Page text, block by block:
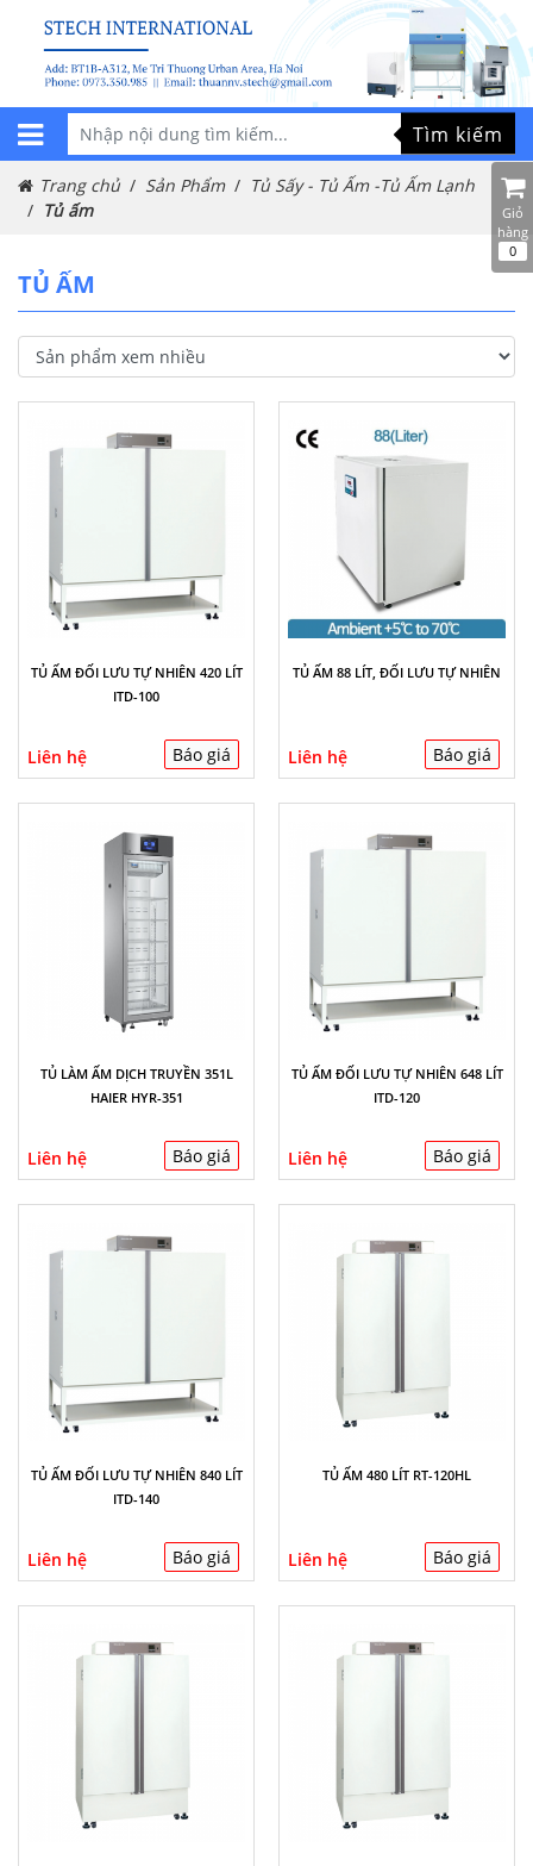
Tìm kiếm
Giỏ
hàng
0
Trang chủ Sản Phẩm
Tủ Sấy - Tủ Ấm -Tủ Ấm Lạnh
Tủ ấm
TỦ ẤM
TỦ ẤM ĐỐI LƯU TỰ NHIÊN 420 LÍT
ITD-100
Liên hệ Báo giá
TỦ ẤM 88 LÍT, ĐỐI LƯU TỰ NHIÊN
Liên hệ Báo giá
TỦ LÀM ẤM DỊCH TRUYỀN 351L
HAIER HYR-351
Liên hệ Báo giá
TỦ ẤM ĐỐI LƯU TỰ NHIÊN 648 LÍT
ITD-120
Liên hệ Báo giá
TỦ ẤM ĐỐI LƯU TỰ NHIÊN 840 LÍT
ITD-140
Liên hệ Báo giá
TỦ ẤM 480 LÍT RT-120HL
Liên hệ Báo giá